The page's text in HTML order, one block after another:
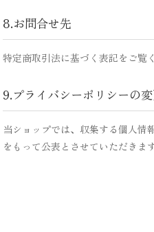
8.お問合せ先
特定商取引法に基づく表記をご覧
9.プライバシーポリシーの
当ショップでは、収集する個人情
をもって公表とさせていただきます